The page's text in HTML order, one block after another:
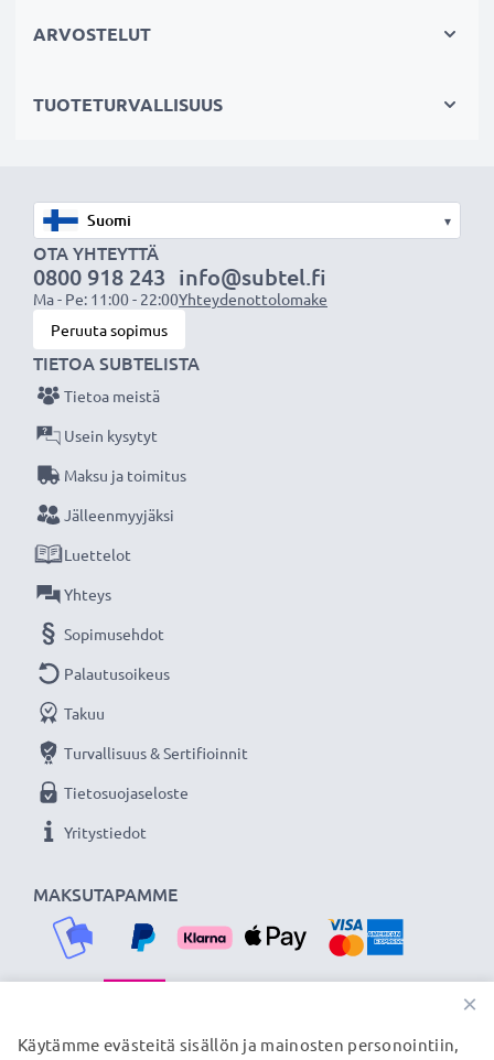
ARVOSTELUT
TUOTETURVALLISUUS
▾
OTA YHTEYTTÄ
0800 918 243
Ma - Pe: 11:00 - 22:00
info@subtel.fi
Yhteydenottolomake
Peruuta sopimus
MAKSUTAPAMME
TIETOA SUBTELISTA
Tietoa meistä
Usein kysytyt
Maksu ja toimitus
Jälleenmyyjäksi
Luettelot
Yhteys
Sopimusehdot
Palautusoikeus
Takuu
Turvallisuus & Sertifioinnit
Tietosuojaseloste
Yritystiedot
TOIMITUSKUMPPANIMME
×
Käytämme evästeitä sisällön ja mainosten personointiin,